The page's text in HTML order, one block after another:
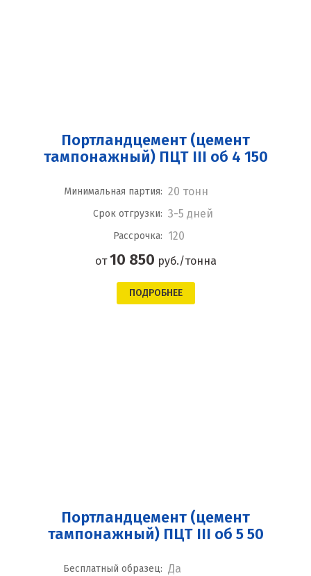
Портландцемент (цемент
тампонажный) ПЦТ III об 4 150
Минимальная партия: 20 тонн
Срок отгрузки: 3-5 дней
Рассрочка: 120
от10 850 руб./тонна
ПОДРОБНЕЕ
Портландцемент (цемент
тампонажный) ПЦТ III об 5 50
Бесплатный образец: Да